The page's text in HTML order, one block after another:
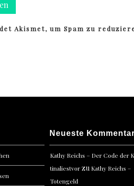
Akismet, um Spam zu
Neueste
Kathy Reichs – Der Code der
tinaliestvorzu Kathy Reichs –
Totengeld